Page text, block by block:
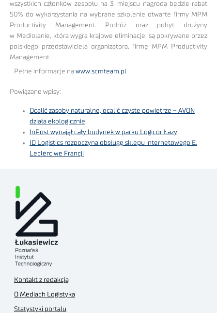
wszystkich członków zespołu na 3. miejscu nagrodą będzie rabat
50% do wykorzystania na wybrane szkolenie otwarte firmy MPM
Productivity Management. Podróż oraz pobyt drużyny
w Mediolanie, która wygra krajowe eliminacje, są pokrywane przez
polskiego przedstawiciela organizatora, firmę MPM Productivity
Management.
Pełne informacje na www.scmteam.pl
Powiązane wpisy:
Ocalić zasoby naturalne, ocalić czyste powietrze – AVON
działa ekologicznie
InPost wynajął cały budynek w parku Logicor Łazy
ID Logistics rozpoczyna obsługę sklepu internetowego E.
Leclerc we Francji
Kontakt z redakcją
O Mediach Logistyka
Statystyki portalu